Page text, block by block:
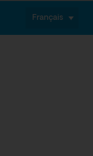
Français